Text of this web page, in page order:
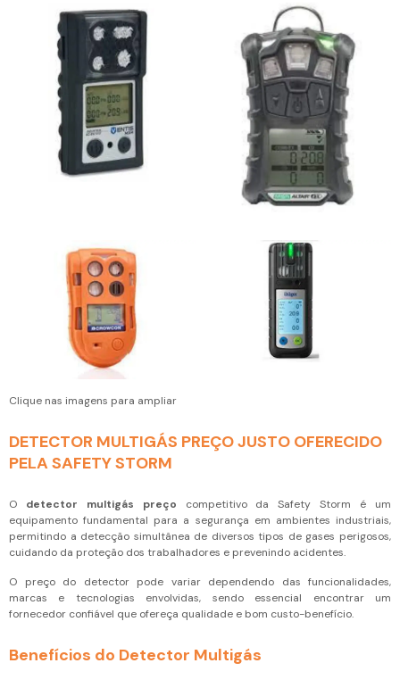
Clique nas imagens para ampliar
DETECTOR MULTIGÁS PREÇO JUSTO OFERECIDO
PELA SAFETY STORM
O detector multigás preço competitivo da Safety Storm é um
equipamento fundamental para a segurança em ambientes industriais,
permitindo a detecção simultânea de diversos tipos de gases perigosos,
cuidando da proteção dos trabalhadores e prevenindo acidentes.
O preço do detector pode variar dependendo das funcionalidades,
marcas e tecnologias envolvidas, sendo essencial encontrar um
fornecedor confiável que ofereça qualidade e bom custo-benefício.
Benefícios do Detector Multigás